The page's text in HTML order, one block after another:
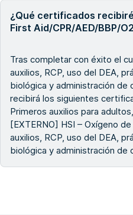
¿Qué certificados
First Aid/CPR/AED/BBP/
Tras completar con éxito el
auxilios, RCP, uso del DEA,
biológica y administración de
recibirá los siguientes
Primeros auxilios para
[EXTERNO] HSI – Oxígeno
auxilios, RCP, uso del DEA,
biológica y administración de